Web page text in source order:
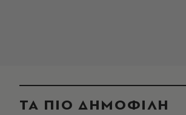
ΤΑ ΠΙΟ ΔΗΜΟΦΙΛΗ